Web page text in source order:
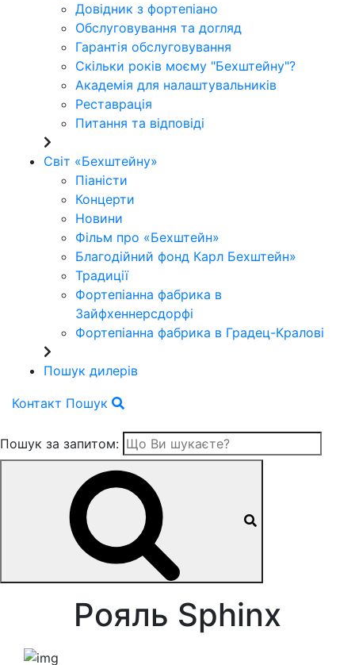
Довідник з фортепіано
Обслуговування та догляд
Гарантія обслуговування
Скільки років моєму "Бехштейну"?
Академія для налаштувальників
Реставрація
Питання та відповіді
Світ «Бехштейну»
Піаністи
Концерти
Новини
Фільм про «Бехштейн»
Благодійний фонд Карл Бехштейн»
Традиції
Фортепіанна фабрика в
Зайфхеннерсдорфi
Фортепіанна фабрика в Градец-Краловi
Пошук дилерів
Контакт Пошук
Пошук за запитом:
Рояль Sphinx